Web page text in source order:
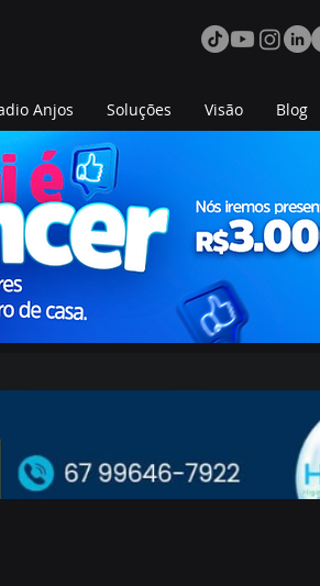
Anjos Soluções Visão Blog